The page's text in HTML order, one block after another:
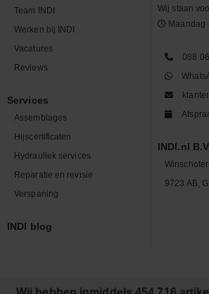
Team INDI
Werken bij INDI
Vacatures
Reviews
Services
Assemblages
Hijscertificaten
Hydrauliek services
Reparatie en revisie
Verspaning
INDI blog
Wij staan
Maandag
088
INDI.nl
9723 AB,